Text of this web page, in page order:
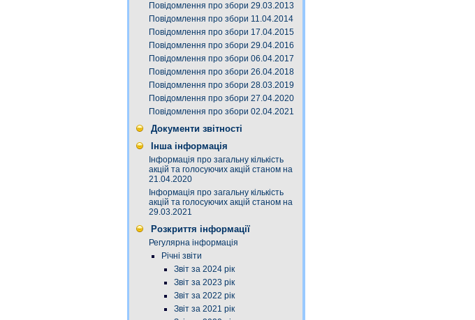
Повідомлення про збори 29.03.2013
Повідомлення про збори 11.04.2014
Повідомлення про збори 17.04.2015
Повідомлення про збори 29.04.2016
Повідомлення про збори 06.04.2017
Повідомлення про збори 26.04.2018
Повідомлення про збори 28.03.2019
Повідомлення про збори 27.04.2020
Повідомлення про збори 02.04.2021
Документи звітності
Інша інформація
Інформація про загальну кількість
акцій та голосуючих акцій станом на
21.04.2020
Інформація про загальну кількість
акцій та голосуючих акцій станом на
29.03.2021
Розкриття інформації
Регулярна інформація
Річні звіти
Звіт за 2024 рік
Звіт за 2023 рік
Звіт за 2022 рік
Звіт за 2021 рік